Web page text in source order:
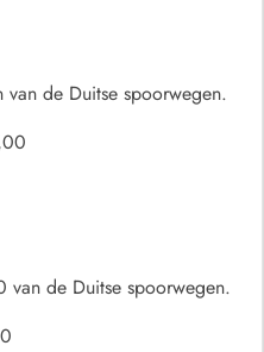
de Duitse spoorwegen.
de Duitse spoorwegen.